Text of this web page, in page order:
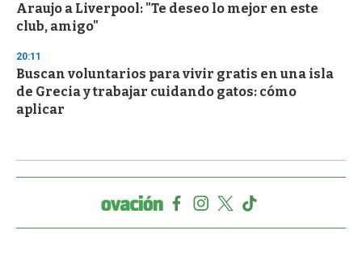
Araujo a Liverpool: "Te deseo lo mejor en este
club, amigo"
20:11
Buscan voluntarios para vivir gratis en una isla
de Grecia y trabajar cuidando gatos: cómo
aplicar